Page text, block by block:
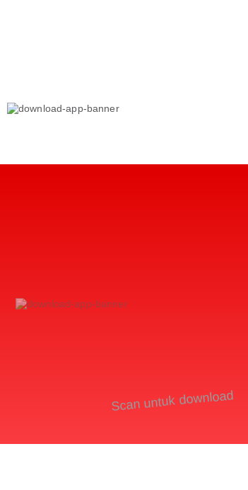
Scan untuk download